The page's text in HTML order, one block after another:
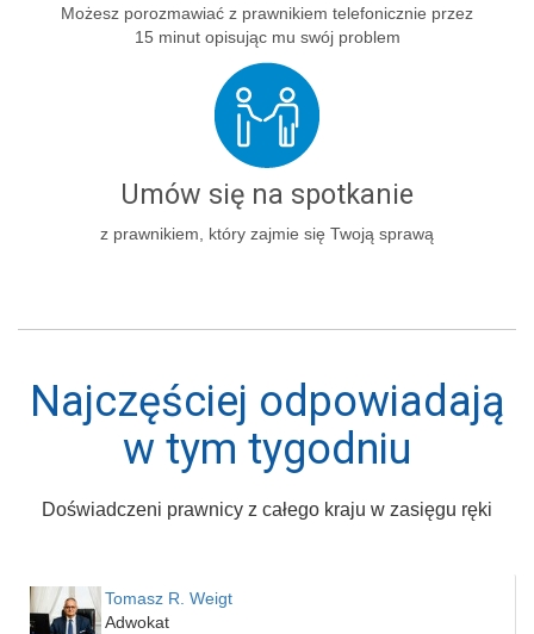
Możesz porozmawiać z prawnikiem telefonicznie przez
15 minut opisując mu swój problem
Umów się na spotkanie
z prawnikiem, który zajmie się Twoją sprawą
Najczęściej odpowiadają
w tym tygodniu
Doświadczeni prawnicy z całego kraju w zasięgu ręki
Tomasz R. Weigt
Adwokat